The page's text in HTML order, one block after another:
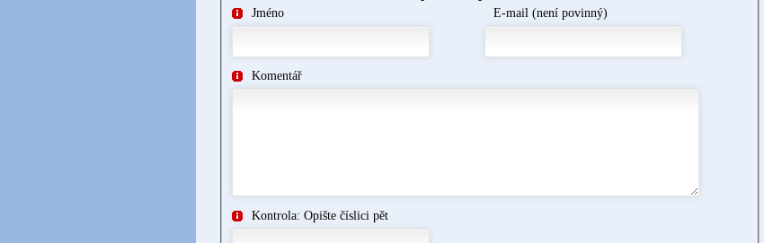
Jméno E-mail (není povinný)
Komentář
Kontrola: Opište číslici pět